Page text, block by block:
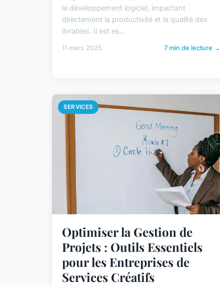
le développement logiciel, impactant
directement la productivité et la qualité des
livrables. Il est es...
11 mars 2025 7 min de lecture →
SERVICES
Optimiser la Gestion de
Projets : Outils Essentiels
pour les Entreprises de
Services Créatifs